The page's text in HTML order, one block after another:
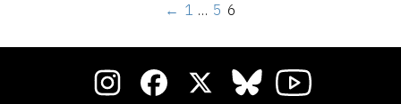
← 1 … 5 6